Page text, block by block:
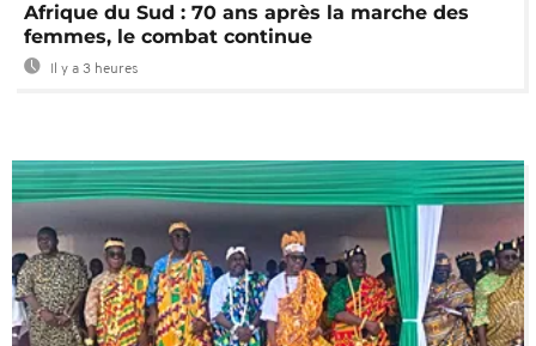
Afrique du Sud : 70 ans après la marche des
femmes, le combat continue
Il y a 3 heures